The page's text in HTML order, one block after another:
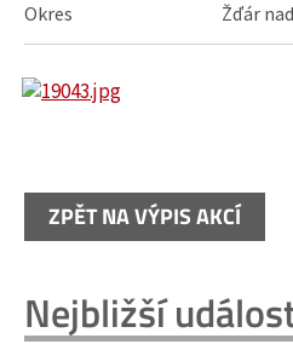
Okres Žďár
ZPĚT NA VÝPIS AKCÍ
Nejbližší